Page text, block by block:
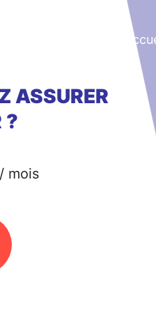
ASSURER
?
mois